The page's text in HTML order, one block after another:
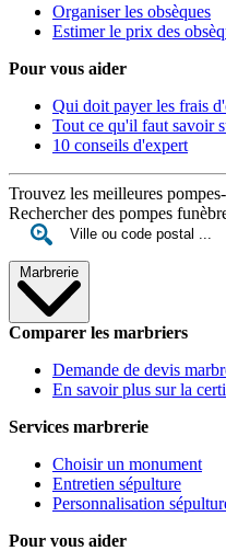
Organiser les obsèques
Estimer le prix des
Pour vous aider
Qui doit payer les frais
Tout ce qu'il faut savoir
10 conseils d'expert
Trouvez les meilleures
Rechercher des pompes
Marbrerie
Comparer les marbriers
Demande de devis
En savoir plus sur la
Services marbrerie
Choisir un monument
Entretien sépulture
Personnalisation
Pour vous aider